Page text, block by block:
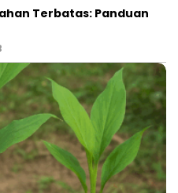
Terbatas: Panduan